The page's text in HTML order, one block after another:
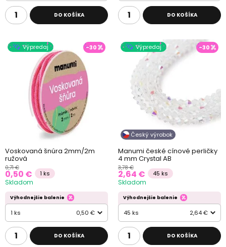
DO KOŠÍKA DO KOŠÍKA
Výpredaj -30
Voskovaná šnúra 2mm/2m
ružová
0,71 €
0,50 € 1 ks
Skladom
Výhodnejšie balenie
1 ks 0,50 €
DO KOŠÍKA
Výpredaj
Český výrobok
-30
Manumi české cínové perličky
4 mm Crystal AB
3,78 €
2,64 € 45 ks
Skladom
Výhodnejšie balenie
45 ks 2,64 €
DO KOŠÍKA